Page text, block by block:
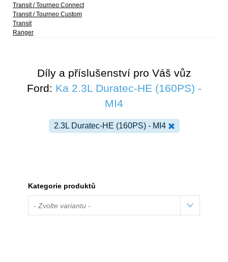
Transit / Tourneo Connect
Transit / Tourneo Custom
Transit
Ranger
Díly a příslušenství pro Váš vůz
Ford: Ka 2.3L Duratec-HE (160PS) -
MI4
2.3L Duratec-HE (160PS) - MI4
Kategorie produktů
- Zvolte variantu -